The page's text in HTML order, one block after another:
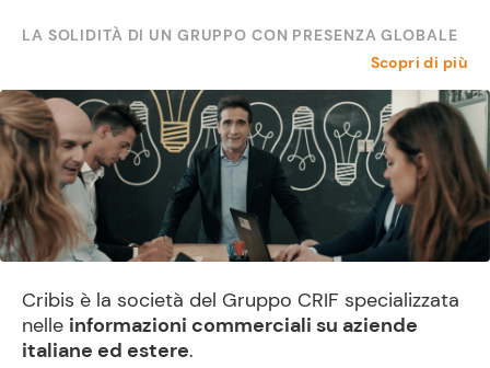
LA SOLIDITÀ DI UN GRUPPO CON PRESENZA GLOBALE
Scopri di più
Cribis è la società del Gruppo CRIF specializzata
nelle informazioni commerciali su aziende
italiane ed estere.